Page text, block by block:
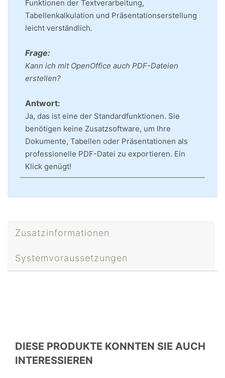
Funktionen der Textverarbeitung,
Tabellenkalkulation und Präsentationserstellung
leicht verständlich.
Frage:
Kann ich mit OpenOffice auch PDF-Dateien
erstellen?
Antwort:
Ja, das ist eine der Standardfunktionen. Sie
benötigen keine Zusatzsoftware, um Ihre
Dokumente, Tabellen oder Präsentationen als
professionelle PDF-Datei zu exportieren. Ein
Klick genügt!
Zusatzinformationen
Systemvoraussetzungen
DIESE PRODUKTE KONNTEN SIE AUCH
INTERESSIEREN